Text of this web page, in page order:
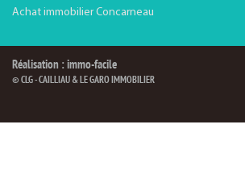
Achat immobilier Concarneau
Réalisation : immo-facile
© CLG - CAILLIAU & LE GARO IMMOBILIER